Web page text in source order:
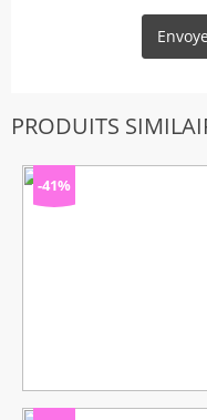
PRODUITS
-41%